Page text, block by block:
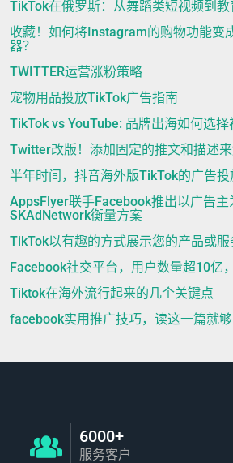
TikTok在俄罗斯：从舞蹈类短视频到
收藏！如何将Instagram的购物功能变
器？
TWITTER运营涨粉策略
宠物用品投放TikTok广告指南
TikTok vs YouTube: 品牌出海如何选择
Twitter改版！添加固定的推文和描述
半年时间，抖音海外版TikTok的广告
AppsFlyer联手Facebook推出以广告主
SKAdNetwork衡量方案
TikTok以有趣的方式展示您的产品或服
Facebook社交平台，用户数量超10亿
Tiktok在海外流行起来的几个关键点
facebook实用推广技巧，读这一篇就够
6000+
服务客户